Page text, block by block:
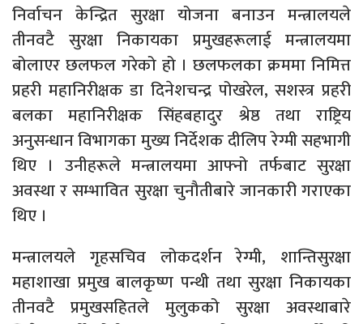
निर्वाचन केन्द्रित सुरक्षा योजना बनाउन मन्त्रालयले
तीनवटै सुरक्षा निकायका प्रमुखहरूलाई मन्त्रालयमा
बोलाएर छलफल गरेको हो । छलफलका क्रममा निमित्त
प्रहरी महानिरीक्षक डा दिनेशचन्द्र पोखरेल, सशस्त्र प्रहरी
बलका महानिरीक्षक सिंहबहादुर श्रेष्ठ तथा राष्ट्रिय
अनुसन्धान विभागका मुख्य निर्देशक दीलिप रेग्मी सहभागी
थिए । उनीहरूले मन्त्रालयमा आफ्नो तर्फबाट सुरक्षा
अवस्था र सम्भावित सुरक्षा चुनौतीबारे जानकारी गराएका
थिए ।
मन्त्रालयले गृहसचिव लोकदर्शन रेग्मी, शान्तिसुरक्षा
महाशाखा प्रमुख बालकृष्ण पन्थी तथा सुरक्षा निकायका
तीनवटै प्रमुखसहितले मुलुकको सुरक्षा अवस्थाबारे